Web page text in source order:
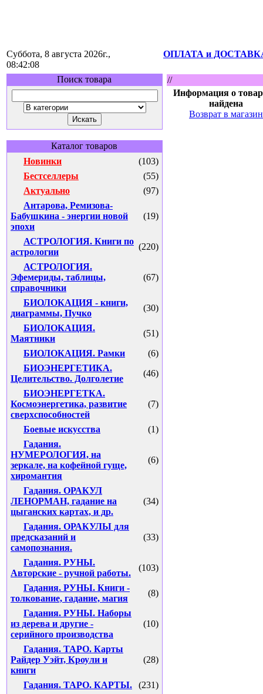
Суббота, 8 августа 2026г.,
08:42:08
ОПЛАТА и
Поиск товара
Каталог товаров
Новинки
(103)
Бестселлеры
(55)
Актуально
(97)
Антарова, Ремизова-
Бабушкина - энергии новой
эпохи
(19)
АСТРОЛОГИЯ. Книги по
астрологии
(220)
АСТРОЛОГИЯ.
Эфемериды, таблицы,
справочники
(67)
БИОЛОКАЦИЯ - книги,
диаграммы, Пучко
(30)
БИОЛОКАЦИЯ.
Маятники
(51)
БИОЛОКАЦИЯ. Рамки
(6)
БИОЭНЕРГЕТИКА.
Целительство. Долголетие
(46)
БИОЭНЕРГЕТКА.
Космоэнергетика, развитие
сверхспособностей
(7)
Боевые искусства
(1)
Гадания.
НУМЕРОЛОГИЯ, на
зеркале, на кофейной гуще,
хиромантия
(6)
Гадания. ОРАКУЛ
ЛЕНОРМАН, гадание на
цыганских картах, и др.
(34)
Гадания. ОРАКУЛЫ для
предсказаний и
самопознания.
(33)
Гадания. РУНЫ.
Авторские - ручной работы.
(103)
Гадания. РУНЫ. Книги -
толкование, гадание, магия
(8)
Гадания. РУНЫ. Наборы
из дерева и другие -
серийного производства
(10)
Гадания. ТАРО. Карты
Райдер Уэйт, Кроули и
книги
(28)
Гадания. ТАРО. КАРТЫ.
(231)
//
Информация о
найдена
Возврат в магазин